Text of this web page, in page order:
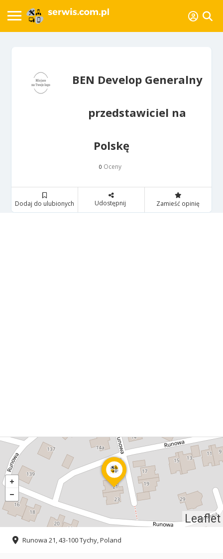
BEN Develop Generalny
przedstawiciel na
Polskę
0 Oceny
Dodaj do ulubionych Udostępnij Zamieść opinię
Leaflet
Runowa 21, 43-100 Tychy, Poland